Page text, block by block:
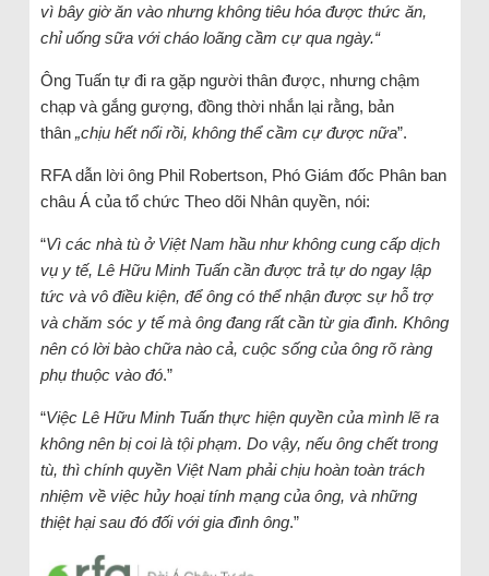
vì bây giờ ăn vào nhưng không tiêu hóa được thức ăn,
chỉ uống sữa với cháo loãng cầm cự qua ngày.“
Ông Tuấn tự đi ra gặp người thân được, nhưng chậm
chạp và gắng gượng, đồng thời nhắn lại rằng, bản
thân„chịu hết nổi rồi, không thể cầm cự được nữa”.
RFA dẫn lời ông Phil Robertson, Phó Giám đốc Phân ban
châu Á của tổ chức Theo dõi Nhân quyền, nói:
“Vì các nhà tù ở Việt Nam hầu như không cung cấp dịch
vụ y tế, Lê Hữu Minh Tuấn cần được trả tự do ngay lập
tức và vô điều kiện, để ông có thể nhận được sự hỗ trợ
và chăm sóc y tế mà ông đang rất cần từ gia đình. Không
nên có lời bào chữa nào cả, cuộc sống của ông rõ ràng
phụ thuộc vào đó.”
“Việc Lê Hữu Minh Tuấn thực hiện quyền của mình lẽ ra
không nên bị coi là tội phạm. Do vậy, nếu ông chết trong
tù, thì chính quyền Việt Nam phải chịu hoàn toàn trách
nhiệm về việc hủy hoại tính mạng của ông, và những
thiệt hại sau đó đối với gia đình ông.”